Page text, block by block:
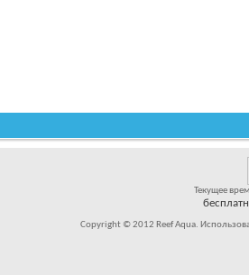
Текущее
Copyright © 2012 Reef Aqua.